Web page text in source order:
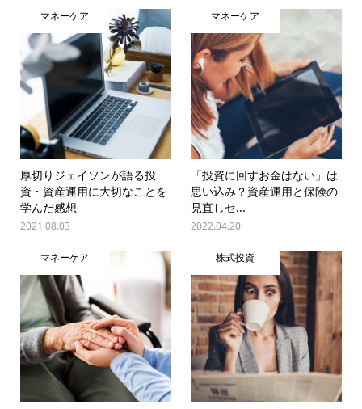
マネーケア
厚切りジェイソンが語る投
資・資産運用に大切なことを
学んだ感想
2021.08.03
マネーケア
「投資に回すお金はない」は
思い込み？資産運用と保険の
見直しセ...
2022.04.20
マネーケア 株式投資